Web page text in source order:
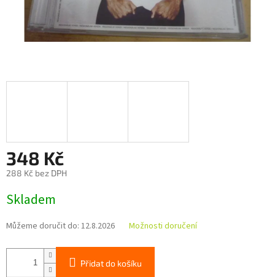
348 Kč
288 Kč bez DPH
cena:
Skladem
Můžeme doručit do: 12.8.2026 Možnosti doručení
Přidat do košíku